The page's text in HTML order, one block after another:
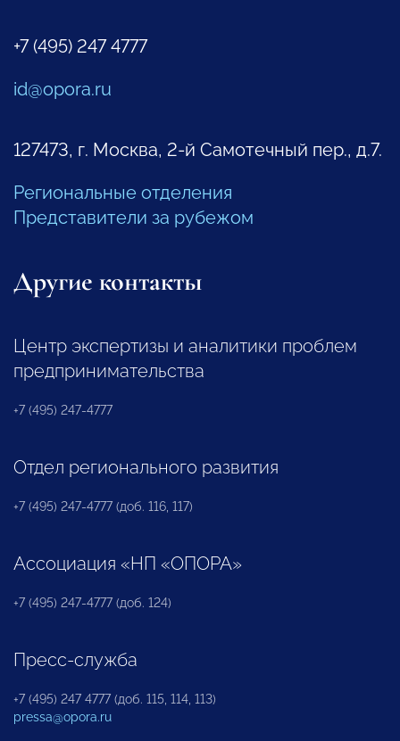
+7 (495) 247 4777
id@opora.ru
127473, г. Москва, 2-й Самотечный пер., д.7.
Региональные отделения
Представители за рубежом
Другие контакты
Центр экспертизы и аналитики проблем
предпринимательства
+7 (495) 247-4777
Отдел регионального развития
+7 (495) 247-4777 (доб. 116, 117)
Ассоциация «НП «ОПОРА»
+7 (495) 247-4777 (доб. 124)
Пресс-служба
+7 (495) 247 4777 (доб. 115, 114, 113)
pressa@opora.ru